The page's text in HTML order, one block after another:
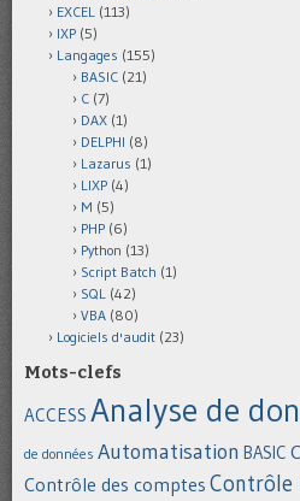
EXCEL (113)
IXP (5)
Langages (155)
BASIC (21)
C (7)
DAX (1)
DELPHI (8)
Lazarus (1)
LIXP (4)
M (5)
PHP (6)
Python (13)
Script Batch (1)
SQL (42)
VBA (80)
Logiciels d'audit (23)
Mots-clefs
ACCESS Analyse de
de données Automatisation BASIC
Contrôle des comptes Contrôle